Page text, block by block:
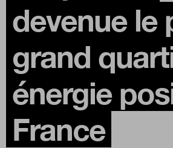
Qui sommes-nous ?
Nous contacter
Newsletter
devenue le
grand
énergie
France